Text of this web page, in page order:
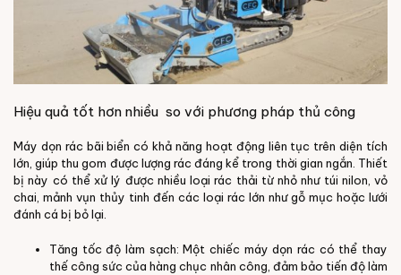
Hiệu quả tốt hơn nhiều so với phương pháp thủ công
Máy dọn rác bãi biển có khả năng hoạt động liên tục trên diện tích
lớn, giúp thu gom được lượng rác đáng kể trong thời gian ngắn. Thiết
bị này có thể xử lý được nhiều loại rác thải từ nhỏ như túi nilon, vỏ
chai, mảnh vụn thủy tinh đến các loại rác lớn như gỗ mục hoặc lưới
đánh cá bị bỏ lại.
Tăng tốc độ làm sạch: Một chiếc máy dọn rác có thể thay
thế công sức của hàng chục nhân công, đảm bảo tiến độ làm